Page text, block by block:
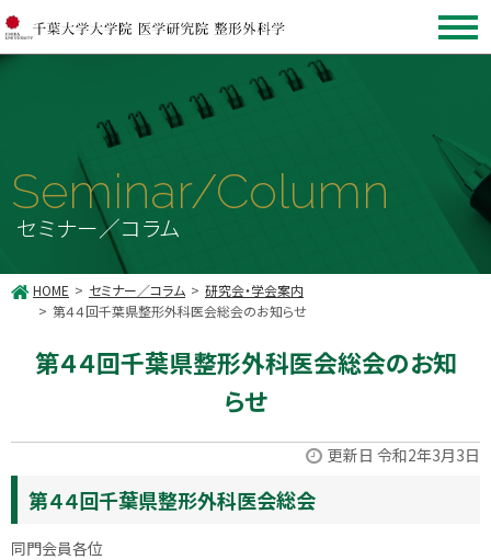
Seminar/Column
セミナー／コラム
HOME セミナー／コラム
研究会・学会案内
第４４回千葉県整形外科医会総会のお知らせ
第４４回千葉県整形外科医会総会のお知
らせ
更新日 令和2年3月3日
第４４回千葉県整形外科医会総会
同門会員各位